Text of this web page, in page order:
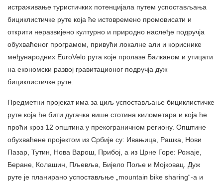
истраживање туристичких потенцијала путем успостављања
бициклистичке руте која ће истовремено промовисати и
открити неразвијено културно и природно наслеђе подручја
обухваћеног програмом, привући локалне али и кориснике
међународних EuroVelo рута које пролазе Балканом и утицати
на економски развој гравитационог подручја дуж
бициклистичке руте.
Предметни пројекат има за циљ успостављање бициклистичке
руте која ће бити дугачка више стотина километара и која ће
проћи кроз 12 општина у прекограничном региону. Општине
обухваћене пројектом из Србије су: Ивањица, Рашка, Нови
Пазар, Тутин, Нова Варош, Прибој, а из Црне Горе: Рожаје,
Беране, Колашин, Пљевља, Бијело Поље и Мојковац. Дуж
руте је планирано успостављње „mountain bike sharing“-а и